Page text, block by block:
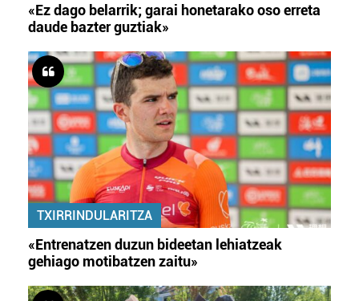
«Ez dago belarrik; garai honetarako oso erreta
daude bazter guztiak»
TXIRRINDULARITZA
«Entrenatzen duzun bideetan lehiatzeak
gehiago motibatzen zaitu»